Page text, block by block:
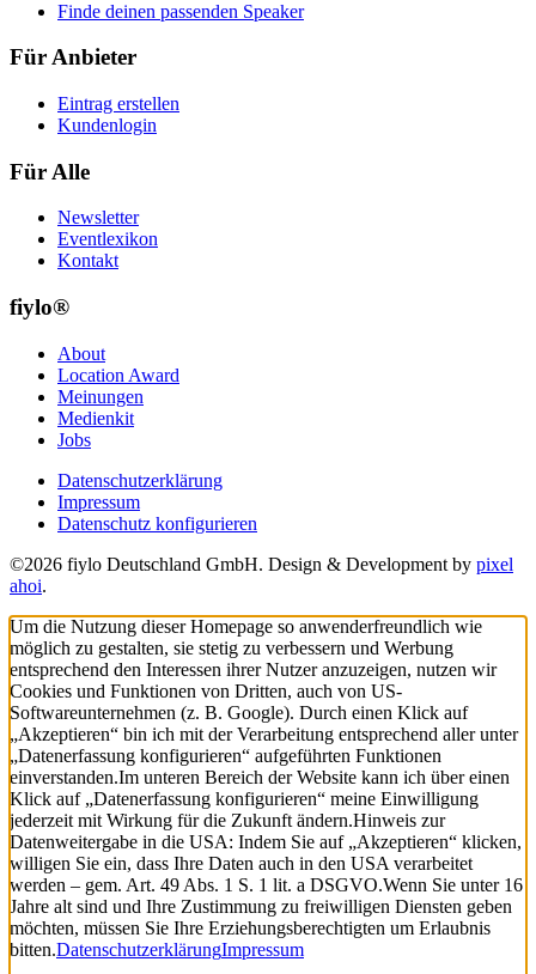
Finde deinen passenden Speaker
Für Anbieter
Eintrag erstellen
Kundenlogin
Für Alle
Newsletter
Eventlexikon
Kontakt
fiylo®
About
Location Award
Meinungen
Medienkit
Jobs
Datenschutzerklärung
Impressum
Datenschutz konfigurieren
©2026 fiylo Deutschland GmbH. Design & Development by pixel
ahoi.
Um die Nutzung dieser Homepage so anwenderfreundlich wie
möglich zu gestalten, sie stetig zu verbessern und Werbung
entsprechend den Interessen ihrer Nutzer anzuzeigen, nutzen wir
Cookies und Funktionen von Dritten, auch von US-
Softwareunternehmen (z. B. Google). Durch einen Klick auf
„Akzeptieren“ bin ich mit der Verarbeitung entsprechend aller unter
„Datenerfassung konfigurieren“ aufgeführten Funktionen
einverstanden.Im unteren Bereich der Website kann ich über einen
Klick auf „Datenerfassung konfigurieren“ meine Einwilligung
jederzeit mit Wirkung für die Zukunft ändern.Hinweis zur
Datenweitergabe in die USA: Indem Sie auf „Akzeptieren“ klicken,
willigen Sie ein, dass Ihre Daten auch in den USA verarbeitet
werden – gem. Art. 49 Abs. 1 S. 1 lit. a DSGVO.Wenn Sie unter 16
Jahre alt sind und Ihre Zustimmung zu freiwilligen Diensten geben
möchten, müssen Sie Ihre Erziehungsberechtigten um Erlaubnis
bitten.DatenschutzerklärungImpressum